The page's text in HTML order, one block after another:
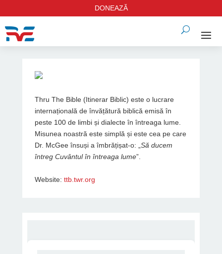
DONEAZĂ
Thru The Bible (Itinerar Biblic) este o lucrare
internațională de învățătură biblică emisă în
peste 100 de limbi și dialecte în întreaga lume.
Misunea noastră este simplă și este cea pe care
Dr. McGee însuși a îmbrățișat-o: „ Să ducem
întreg Cuvântul în întreaga lume”.
Website: ttb.twr.org